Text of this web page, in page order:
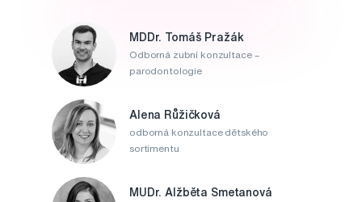
MDDr. Tomáš Pražák
Odborná zubní konzultace –
parodontologie
Alena Růžičková
odborná konzultace dětského
sortimentu
MUDr. Alžběta Smetanová